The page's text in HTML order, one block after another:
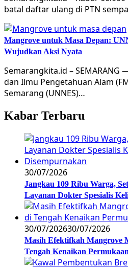
batal daftar ulang di PTN
Mangrove untuk Masa Depan:
Wujudkan Aksi Nyata
Semarangkita.id – SEMARANG
dan Ilmu Pengetahuan Alam
Semarang (UNNES)…
Kabar Terbaru
30/07/2026
Jangkau 109 Ribu Warga,
Layanan Dokter Spesialis
30/07/202630/07/2026
Masih Efektifkah Mangrove
Tengah Kenaikan